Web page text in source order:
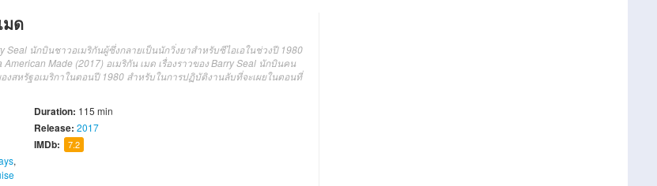
มด
Seal นักบินชาวอเมริกันผู้ซึ่งกลายเป็นนักวิ่งยาสำหรับซีไอเอในช่วงปี 1980
Made (2017) อเมริกัน เมด เรื่องราวของ Barry Seal นักบินคน
สหรัฐอเมริกาในตอนปี 1980 สำหรับในการปฏิบัติงานลับที่จะเผยในตอนที่
,
Duration: 115 min
Release:2017
IMDb: 7.2